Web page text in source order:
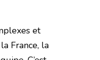
et
France, la